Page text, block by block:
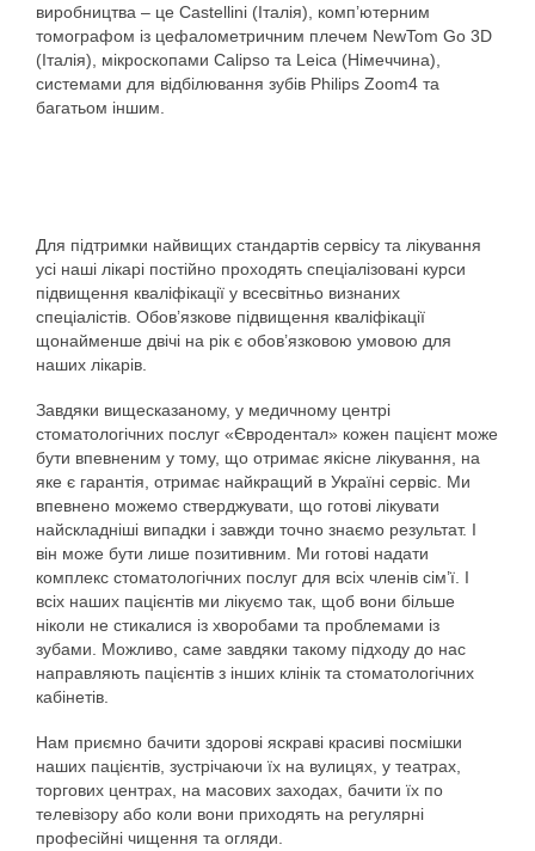
виробництва – це Castellini (Італія), комп’ютерним
томографом із цефалометричним плечем NewTom Go 3D
(Італія), мікроскопами Calipso та Leica (Німеччина),
системами для відбілювання зубів Philips Zoom4 та
багатьом іншим.
Для підтримки найвищих стандартів сервісу та лікування
усі наші лікарі постійно проходять спеціалізовані курси
підвищення кваліфікації у всесвітньо визнаних
спеціалістів. Обов’язкове підвищення кваліфікації
щонайменше двічі на рік є обов’язковою умовою для
наших лікарів.
Завдяки вищесказаному, у медичному центрі
стоматологічних послуг «Євродентал» кожен пацієнт може
бути впевненим у тому, що отримає якісне лікування, на
яке є гарантія, отримає найкращий в Україні сервіс. Ми
впевнено можемо стверджувати, що готові лікувати
найскладніші випадки і завжди точно знаємо результат. І
він може бути лише позитивним. Ми готові надати
комплекс стоматологічних послуг для всіх членів сім’ї. І
всіх наших пацієнтів ми лікуємо так, щоб вони більше
ніколи не стикалися із хворобами та проблемами із
зубами. Можливо, саме завдяки такому підходу до нас
направляють пацієнтів з інших клінік та стоматологічних
кабінетів.
Нам приємно бачити здорові яскраві красиві посмішки
наших пацієнтів, зустрічаючи їх на вулицях, у театрах,
торгових центрах, на масових заходах, бачити їх по
телевізору або коли вони приходять на регулярні
професійні чищення та огляди.